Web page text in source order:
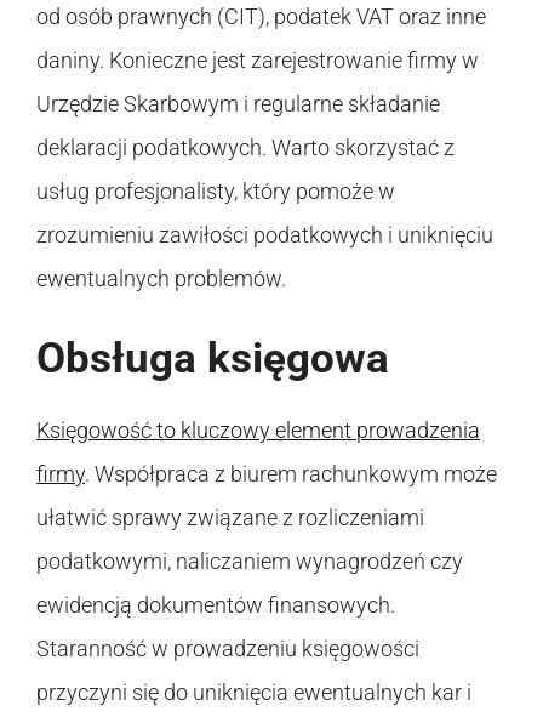
od osób prawnych (CIT), podatek VAT oraz inne
daniny. Konieczne jest zarejestrowanie firmy w
Urzędzie Skarbowym i regularne składanie
deklaracji podatkowych. Warto skorzystać z
usług profesjonalisty, który pomoże w
zrozumieniu zawiłości podatkowych i uniknięciu
ewentualnych problemów.
Obsługa księgowa
Księgowość to kluczowy element prowadzenia
firmy. Współpraca z biurem rachunkowym może
ułatwić sprawy związane z rozliczeniami
podatkowymi, naliczaniem wynagrodzeń czy
ewidencją dokumentów finansowych.
Staranność w prowadzeniu księgowości
przyczyni się do uniknięcia ewentualnych kar i